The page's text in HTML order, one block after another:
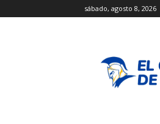
sábado, agosto 8, 2026